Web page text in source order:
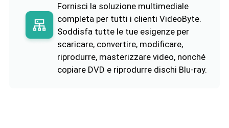
Fornisci la soluzione multimediale
completa per tutti i clienti VideoByte.
Soddisfa tutte le tue esigenze per
scaricare, convertire, modificare,
riprodurre, masterizzare video, nonché
copiare DVD e riprodurre dischi Blu-ray.